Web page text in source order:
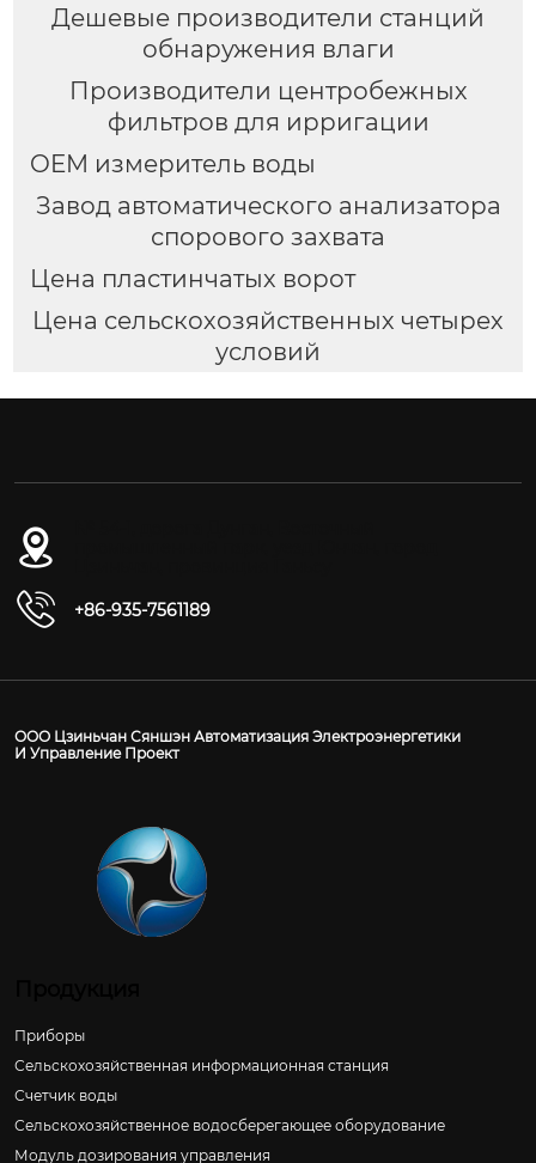
Дешевые производители станций
обнаружения влаги
Производители центробежных
фильтров для ирригации
OEM измеритель воды
Завод автоматического анализатора
спорового захвата
Цена пластинчатых ворот
Цена сельскохозяйственных четырех
условий
+86-935-7561189
ООО Цзиньчан Сяншэн Автоматизация Электроэнергетики
И Управление Проект
Приборы
Сельскохозяйственная информационная станция
Счетчик воды
Сельскохозяйственное водосберегающее оборудование
Модуль дозирования управления